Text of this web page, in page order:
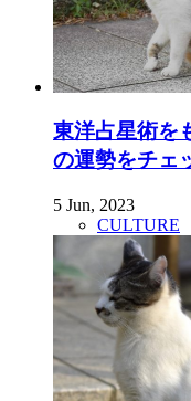
東洋占星術を
の運勢をチェ
5 Jun, 2023
CULTURE